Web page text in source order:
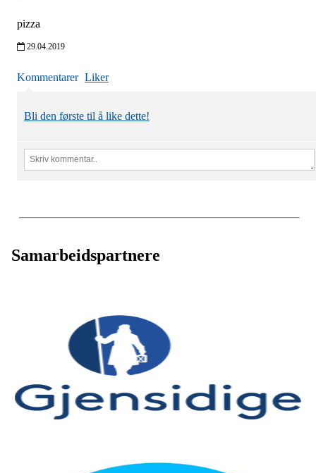
pizza
29.04.2019
Kommentarer Liker
Bli den første til å like dette!
Samarbeidspartnere